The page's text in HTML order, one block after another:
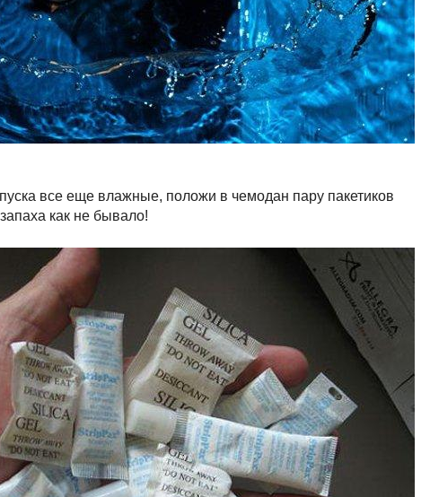
все еще влажные, положи в чемодан пару пакетиков
как не бывало!